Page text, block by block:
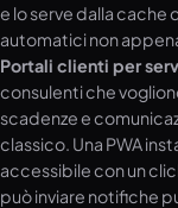
e lo serve dalla cache
automatici non
Portali clienti per
consulenti che
scadenze e
classico. Una PWA
accessibile con un
può inviare notifiche